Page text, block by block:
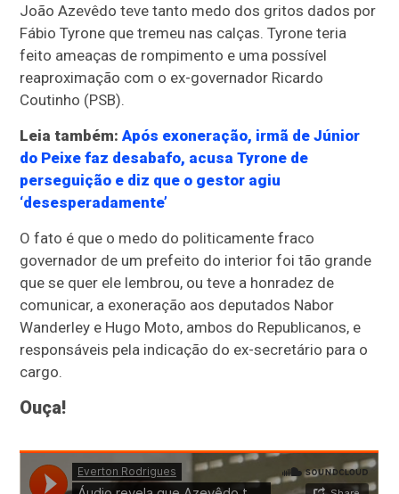
João Azevêdo teve tanto medo dos gritos dados por
Fábio Tyrone que tremeu nas calças. Tyrone teria
feito ameaças de rompimento e uma possível
reaproximação com o ex-governador Ricardo
Coutinho (PSB).
Leia também:Após exoneração, irmã de Júnior
do Peixe faz desabafo, acusa Tyrone de
perseguição e diz que o gestor agiu
‘desesperadamente’
O fato é que o medo do politicamente fraco
governador de um prefeito do interior foi tão grande
que se quer ele lembrou, ou teve a honradez de
comunicar, a exoneração aos deputados Nabor
Wanderley e Hugo Moto, ambos do Republicanos, e
responsáveis pela indicação do ex-secretário para o
cargo.
Ouça!